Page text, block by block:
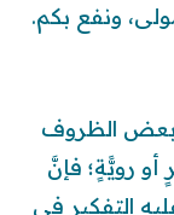
ونفع بكم.
بعض الظروف
أو رويًّةٍ؛ فإنَّ
التفكير في